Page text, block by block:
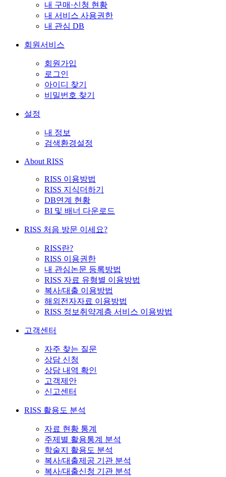
내 구매·신청 현황
내 서비스 사용권한
내 관심 DB
회원서비스
회원가입
로그인
아이디 찾기
비밀번호 찾기
설정
내 정보
검색환경설정
About RISS
RISS 이용방법
RISS 지식더하기
DB연계 현황
BI 및 배너 다운로드
RISS 처음 방문 이세요?
RISS란?
RISS 이용권한
내 관심논문 등록방법
RISS 자료 유형별 이용방법
복사/대출 이용방법
해외전자자료 이용방법
RISS 정보취약계층 서비스 이용방법
고객센터
자주 찾는 질문
상담 신청
상담 내역 확인
고객제안
신고센터
RISS 활용도 분석
자료 현황 통계
주제별 활용통계 분석
학술지 활용도 분석
복사/대출제공 기관 분석
복사/대출신청 기관 분석